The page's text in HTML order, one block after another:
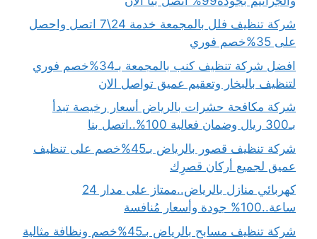
شركة تنظيف فلل بالمجمعة خدمة 24\7 اتصل واحصل
على 35%خصم فوري
افضل شركة تنظيف كنب بالمجمعة بـ34%خصم فوري
لتنظيف بالبخار وتعقيم عميق تواصل الان
شركة مكافحة حشرات بالرياض أسعار رخيصة تبدأ
بـ300 ريال وضمان فعالية 100%..اتصل بنا
شركة تنظيف قصور بالرياض بـ45%خصم على تنظيف
عميق لجميع أركان قصرِك
كهربائي منازل بالرياض..ممتاز على مدار 24
ساعة..100% جودة وأسعار مُنافسة
شركة تنظيف مسابح بالرياض بـ45%خصم ونظافة مثالية